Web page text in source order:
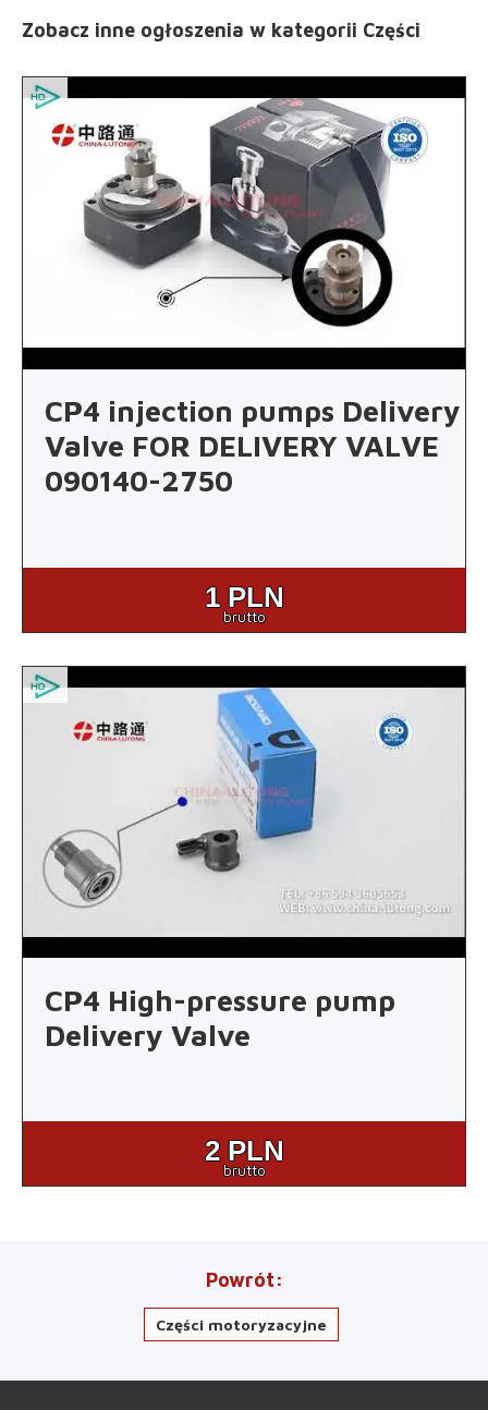
Zobacz inne ogłoszenia w kategorii Części
CP4 injection pumps Delivery
Valve FOR DELIVERY VALVE
090140-2750
1 PLN
brutto
CP4 High-pressure pump
Delivery Valve
2 PLN
brutto
Powrót
Części motoryzacyjne